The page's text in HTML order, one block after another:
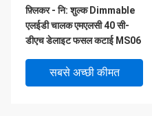
फ़्लिकर - नि: शुल्क Dimmable
एलईडी चालक एमएलसी 40 सी-
डीएच डेलाइट फसल कटाई MS06
सबसे अच्छी कीमत